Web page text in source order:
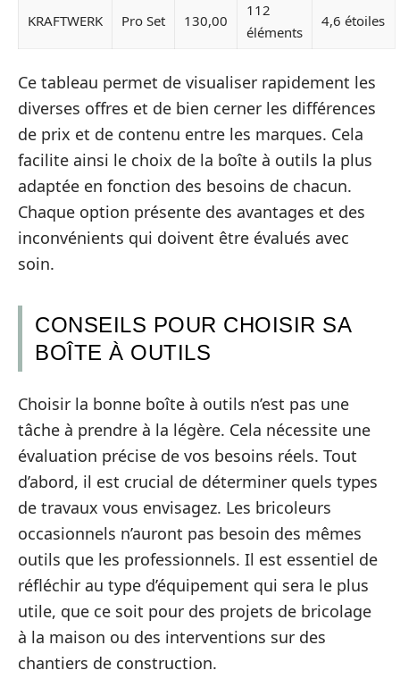
KRAFTWERK Pro Set 130,00
112
éléments
4,6 étoiles
Ce tableau permet de visualiser rapidement les
diverses offres et de bien cerner les différences
de prix et de contenu entre les marques. Cela
facilite ainsi le choix de la boîte à outils la plus
adaptée en fonction des besoins de chacun.
Chaque option présente des avantages et des
inconvénients qui doivent être évalués avec
soin.
CONSEILS POUR CHOISIR SA
BOÎTE À OUTILS
Choisir la bonne boîte à outils n’est pas une
tâche à prendre à la légère. Cela nécessite une
évaluation précise de vos besoins réels. Tout
d’abord, il est crucial de déterminer quels types
de travaux vous envisagez. Les bricoleurs
occasionnels n’auront pas besoin des mêmes
outils que les professionnels. Il est essentiel de
réfléchir au type d’équipement qui sera le plus
utile, que ce soit pour des projets de bricolage
à la maison ou des interventions sur des
chantiers de construction.